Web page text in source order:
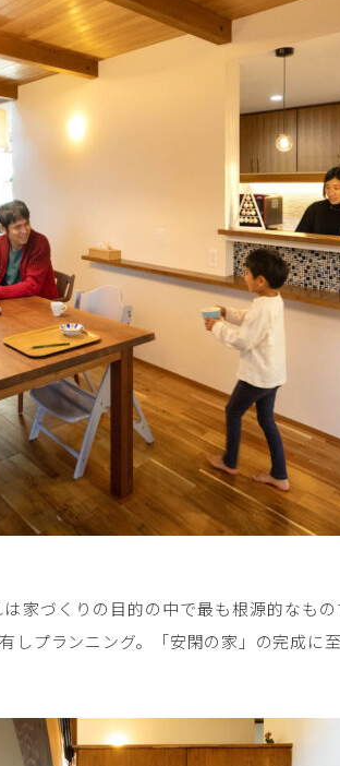
家づくりの目的の中で最も根源的なも
プランニング。「安閑の家」の完成に至